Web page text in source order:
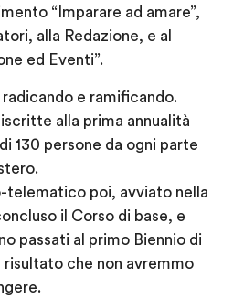
“Imparare ad amare”,
alla Redazione, e al
ed Eventi”.
e ramificando.
iscritte alla prima annualità
130 persone da ogni parte
telematico poi, avviato nella
il Corso di base, e
passati al primo Biennio di
che non avremmo